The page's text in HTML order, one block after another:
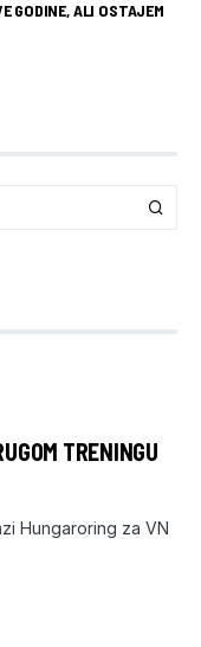
GODINE, ALI OSTAJEM
TRENINGU
Hungaroring za VN